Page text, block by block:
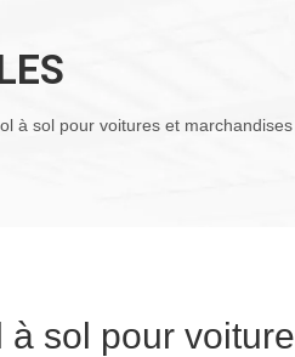
à sol pour voitures et
sol pour